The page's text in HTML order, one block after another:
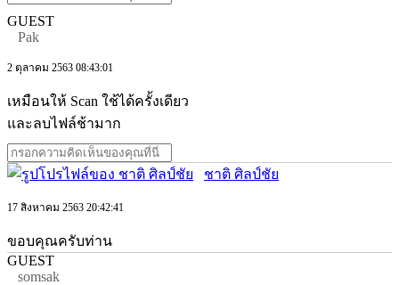
GUEST
Pak
2 ตุลาคม 2563 08:43:01
เหมือนให้ Scan ใช้ได้ครั้งเดียว
และลบไฟล์ช้ามาก
ชาติ ศิลป์ชัย
17 สิงหาคม 2563 20:42:41
ขอบคุณครับท่าน
GUEST
somsak